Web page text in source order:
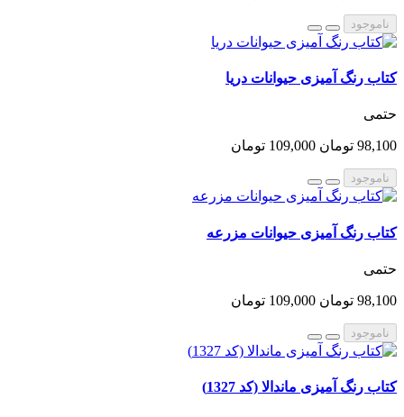
ناموجود
کتاب رنگ آمیزی حیوانات دریا
حتمی
98,100 تومان 109,000 تومان
ناموجود
کتاب رنگ آمیزی حیوانات مزرعه
حتمی
98,100 تومان 109,000 تومان
ناموجود
کتاب رنگ آمیزی ماندالا (کد 1327)